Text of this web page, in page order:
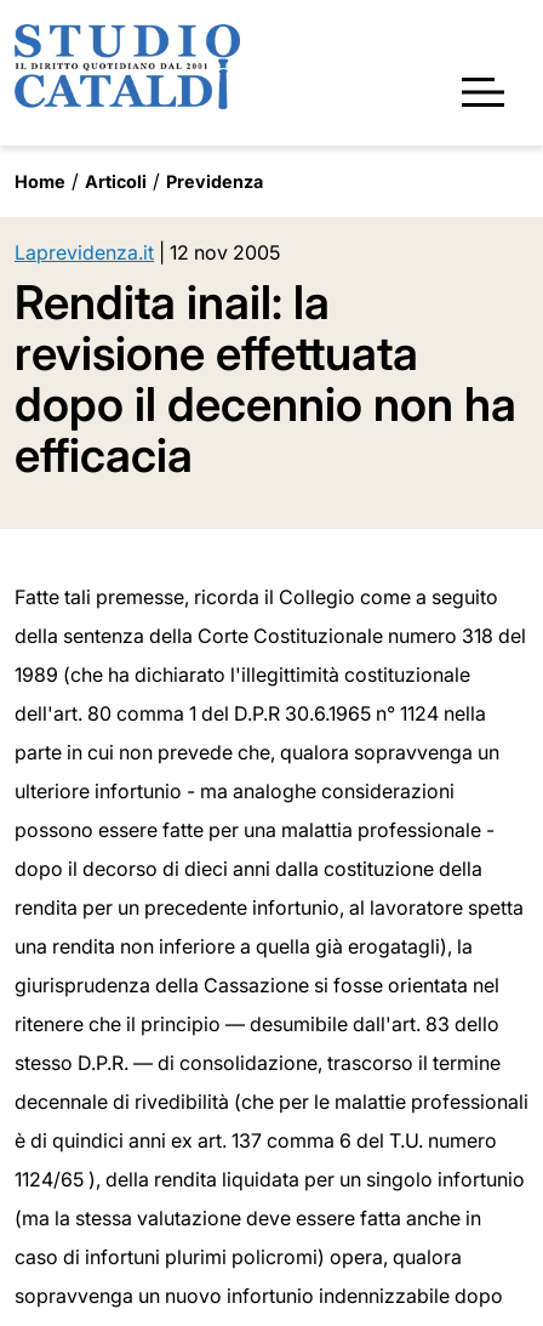
Home Articoli Previdenza
Laprevidenza.it 12 nov 2005
Rendita inail: la
revisione effettuata
dopo il decennio non ha
efficacia
Fatte tali premesse, ricorda il Collegio come a seguito
della sentenza della Corte Costituzionale numero 318 del
1989 (che ha dichiarato l'illegittimità costituzionale
dell'art. 80 comma 1 del D.P.R 30.6.1965 n° 1124 nella
parte in cui non prevede che, qualora sopravvenga un
ulteriore infortunio - ma analoghe considerazioni
possono essere fatte per una malattia professionale -
dopo il decorso di dieci anni dalla costituzione della
rendita per un precedente infortunio, al lavoratore spetta
una rendita non inferiore a quella già erogatagli), la
giurisprudenza della Cassazione si fosse orientata nel
ritenere che il principio — desumibile dall'art. 83 dello
stesso D.P.R. — di consolidazione, trascorso il termine
decennale di rivedibilità (che per le malattie professionali
è di quindici anni ex art. 137 comma 6 del T.U. numero
1124/65 ), della rendita liquidata per un singolo infortunio
(ma la stessa valutazione deve essere fatta anche in
caso di infortuni plurimi policromi) opera, qualora
sopravvenga un nuovo infortunio indennizzabile dopo